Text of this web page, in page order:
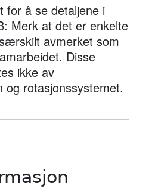
for å se detaljene i
Merk at det er enkelte
avmerket som
Disse
ikke av
og rotasjonssystemet.